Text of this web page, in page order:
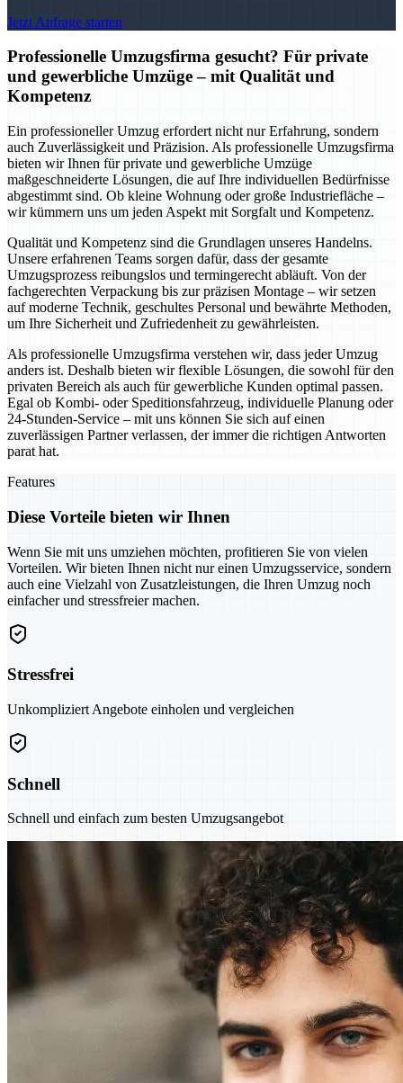
Jetzt Anfrage starten
Professionelle Umzugsfirma gesucht? Für private
und gewerbliche Umzüge – mit Qualität und
Kompetenz
Ein professioneller Umzug erfordert nicht nur Erfahrung, sondern
auch Zuverlässigkeit und Präzision. Als professionelle Umzugsfirma
bieten wir Ihnen für private und gewerbliche Umzüge
maßgeschneiderte Lösungen, die auf Ihre individuellen Bedürfnisse
abgestimmt sind. Ob kleine Wohnung oder große Industriefläche –
wir kümmern uns um jeden Aspekt mit Sorgfalt und Kompetenz.
Qualität und Kompetenz sind die Grundlagen unseres Handelns.
Unsere erfahrenen Teams sorgen dafür, dass der gesamte
Umzugsprozess reibungslos und termingerecht abläuft. Von der
fachgerechten Verpackung bis zur präzisen Montage – wir setzen
auf moderne Technik, geschultes Personal und bewährte Methoden,
um Ihre Sicherheit und Zufriedenheit zu gewährleisten.
Als professionelle Umzugsfirma verstehen wir, dass jeder Umzug
anders ist. Deshalb bieten wir flexible Lösungen, die sowohl für den
privaten Bereich als auch für gewerbliche Kunden optimal passen.
Egal ob Kombi- oder Speditionsfahrzeug, individuelle Planung oder
24-Stunden-Service – mit uns können Sie sich auf einen
zuverlässigen Partner verlassen, der immer die richtigen Antworten
parat hat.
Features
Diese Vorteile bieten wir Ihnen
Wenn Sie mit uns umziehen möchten, profitieren Sie von vielen
Vorteilen. Wir bieten Ihnen nicht nur einen Umzugsservice, sondern
auch eine Vielzahl von Zusatzleistungen, die Ihren Umzug noch
einfacher und stressfreier machen.
Stressfrei
Unkompliziert Angebote einholen und vergleichen
Schnell
Schnell und einfach zum besten Umzugsangebot